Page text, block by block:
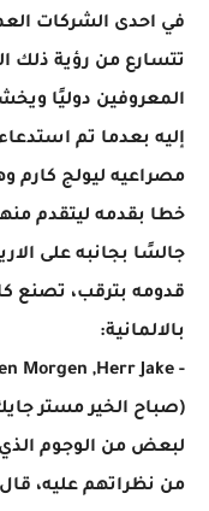
في احدى الشركات
تتسارع من رؤية ذلك
المعروفين دوليًا
إليه بعدما تم
مصراعيه ليولج كارم
خطا بقدمه ليتقدم منهم
جالسًا بجانبه على
قدومه بترقب، تصنع
بالالمانية:
- Guten Morgen ,Herr Jake .
(صباح الخير مستر
لبعض من الوجوم الذي
من نظراتهم عليه، قال